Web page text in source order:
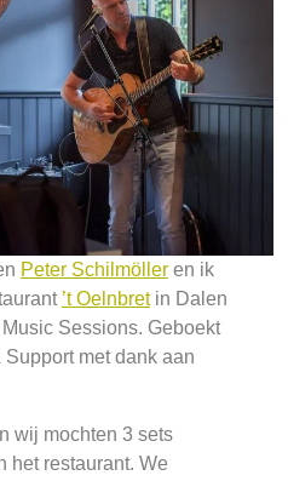
Peter Schilmölleren ik
’t Oelnbretin Dalen
Sessions. Geboekt
met dank aan
wij mochten 3 sets
het restaurant. We